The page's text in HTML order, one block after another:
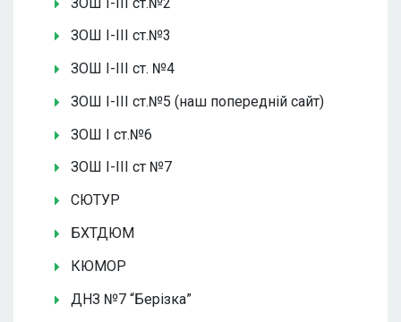
ЗОШ І-ІІІ ст.№3
ЗОШ І-ІІІ ст. №4
ЗОШ І-ІІІ ст.№5 (наш попередній сайт)
ЗОШ І ст.№6
ЗОШ І-ІІІ ст №7
СЮТУР
БХТДЮМ
КЮМОР
ДНЗ №7 “Берізка”